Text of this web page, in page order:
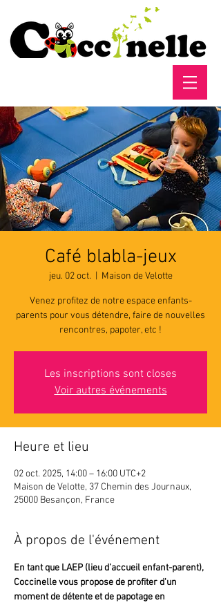
Café blabla-jeux
jeu. 02 oct. Maison de Velotte
Venez profitez de notre espace enfants-
parents pour vous détendre, faire de nouvelles
rencontres, papoter, etc !
Les inscriptions sont closes
Voir autres événements
Heure et lieu
02 oct. 2025, 14:00 – 16:00 UTC+2
Maison de Velotte, 37 Chemin des Journaux,
25000 Besançon, France
À propos de l'événement
En tant que LAEP (lieu d’accueil enfant-parent),
Coccinelle vous propose de profiter d'un
moment de détente et de papotage en